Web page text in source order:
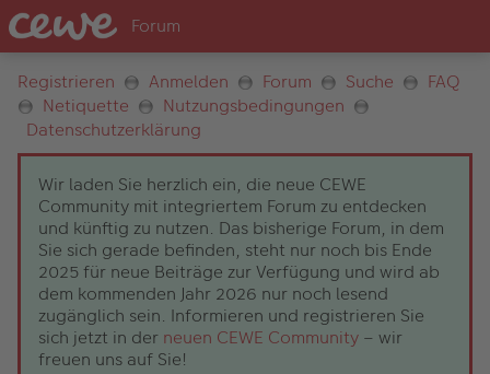
Registrieren Anmelden Forum Suche
FAQ
Netiquette
Nutzungsbedingungen
Datenschutzerklärung
Wir laden Sie herzlich ein, die neue CEWE
Community mit integriertem Forum zu entdecken
und künftig zu nutzen. Das bisherige Forum, in dem
Sie sich gerade befinden, steht nur noch bis Ende
2025 für neue Beiträge zur Verfügung und wird ab
dem kommenden Jahr 2026 nur noch lesend
zugänglich sein. Informieren und registrieren Sie
sich jetzt in der neuen CEWE Community – wir
freuen uns auf Sie!